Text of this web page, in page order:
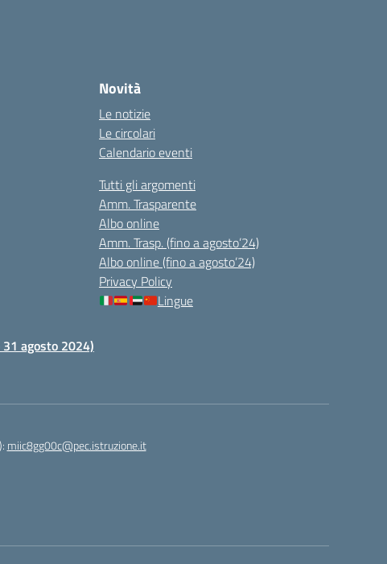
Novità
Le notizie
Le circolari
Calendario eventi
Tutti gli argomenti
Amm. Trasparente
Albo online
Amm. Trasp. (fino a agosto’24)
Albo online (fino a agosto’24)
Privacy Policy
Lingue
agosto 2024)
miic8gg00c@pec.istruzione.it